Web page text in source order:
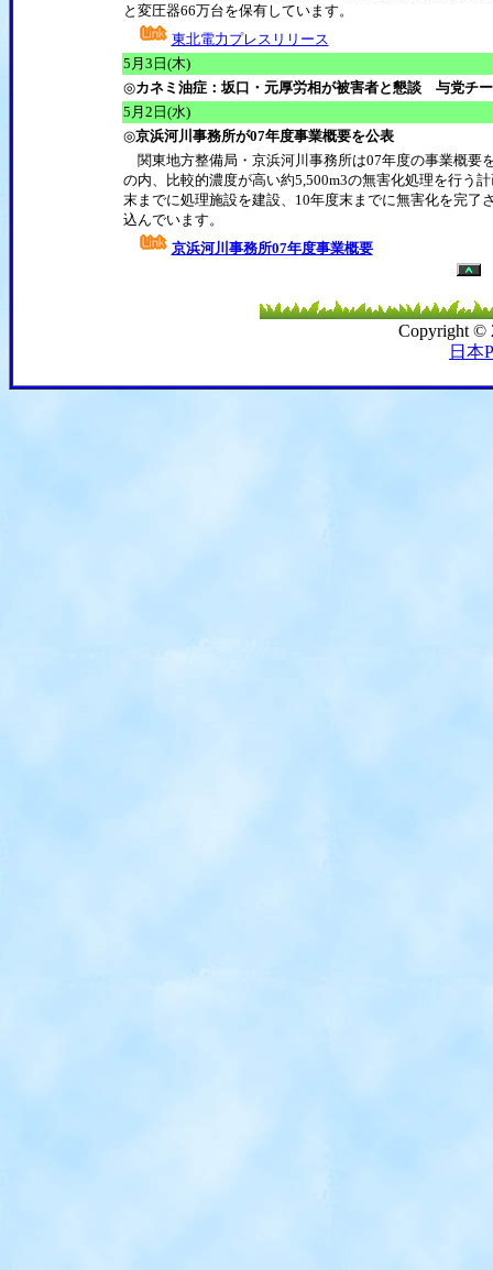
と変圧器66万台を保有しています。
東北電力プレスリリース
5月3日(木)
◎カネミ油症：坂口・元厚労相が被害者と懇談 与党チ
5月2日(水)
◎京浜河川事務所が07年度事業概要を公表
関東地方整備局・京浜河川事務所は07年度の事業概要
の内、比較的濃度が高い約5,500m3の無害化処理を行う
末までに処理施設を建設、10年度末までに無害化を完了
込んでいます。
京浜河川事務所07年度事業概要
Copyright ©
日本